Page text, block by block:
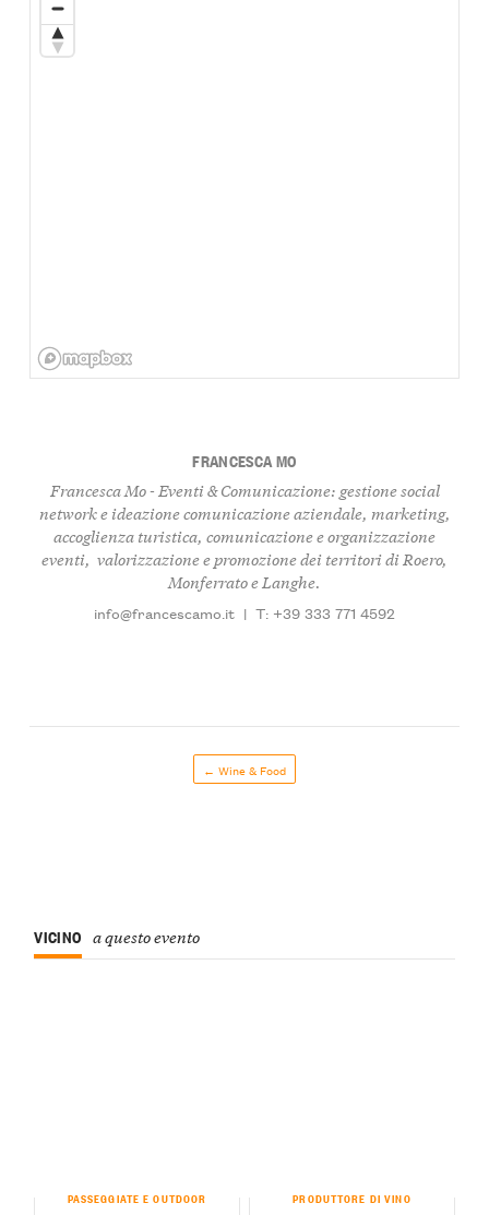
FRANCESCA MO
Francesca Mo - Eventi & Comunicazione: gestione social
network e ideazione comunicazione aziendale, marketing,
accoglienza turistica, comunicazione e organizzazione
eventi, valorizzazione e promozione dei territori di Roero,
Monferrato e Langhe.
info@francescamo.it | T: +39 333 771 4592
← Wine & Food
VICINO a questo evento
PASSEGGIATE E OUTDOOR PRODUTTORE DI VINO